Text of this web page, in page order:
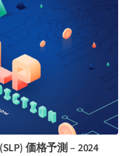
価格予測 – 2024